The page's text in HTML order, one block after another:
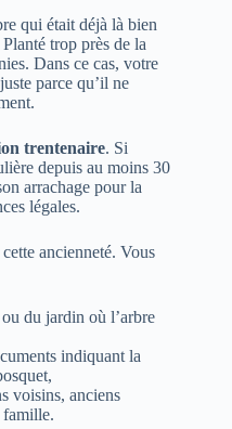
qui était déjà là bien
trop près de la
Dans ce cas, votre
parce qu’il ne
trentenaire. Si
depuis au moins 30
arrachage pour la
légales.
ancienneté. Vous
du jardin où l’arbre
indiquant la
voisins, anciens
famille.